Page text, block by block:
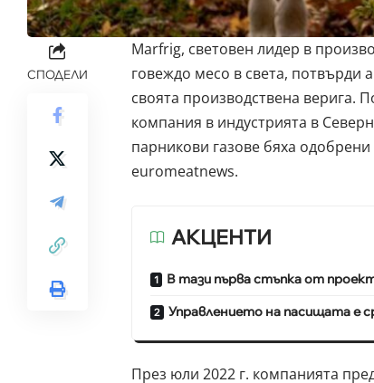
СПОДЕЛИ
Marfrig, световен лидер в
говеждо месо в света, потвърди
своята производствена верига.
компания в индустрията в
парникови газове бяха
euromeatnews.
АКЦЕНТИ
В тази първа стъпка от
Управлението на пасищата е
През юли 2022 г. компанията